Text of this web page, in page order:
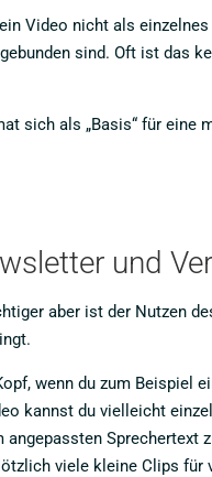
Video nicht als
sind. Oft ist das
sich als „Basis“ für eine
und
aber ist der Nutzen
wenn du zum Beispiel
kannst du vielleicht
Sprechertext
viele kleine Clips